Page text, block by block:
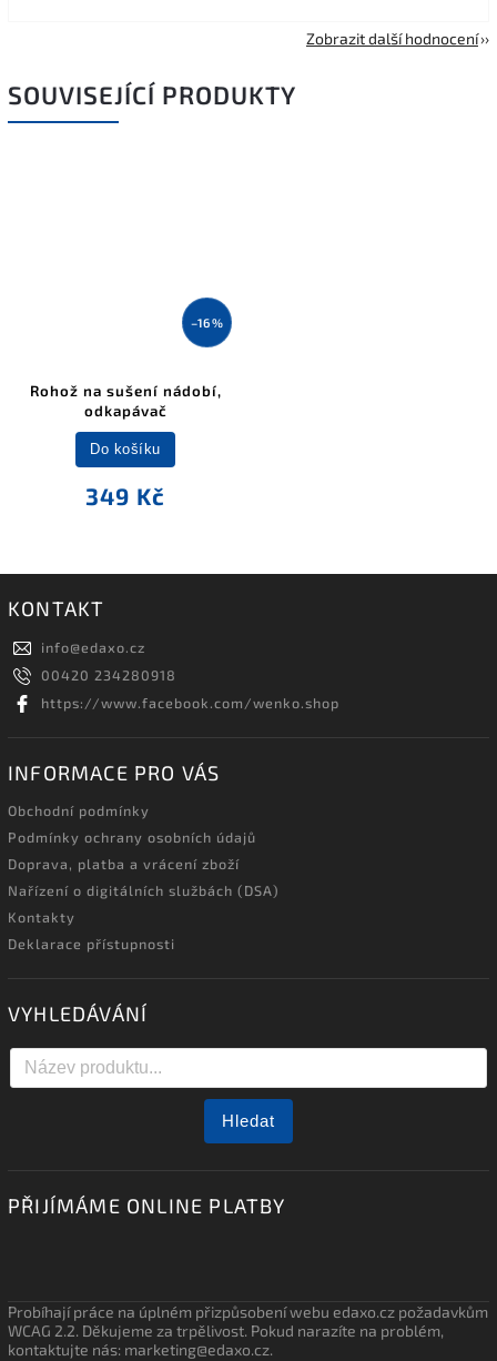
Zobrazit další hodnocení
SOUVISEJÍCÍ PRODUKTY
–16 %
Rohož na sušení nádobí,
odkapávač
349 Kč
Do košíku
KONTAKT
info@edaxo.cz
00420 234280918
https://www.facebook.com/wenko.shop
INFORMACE PRO VÁS
Obchodní podmínky
Podmínky ochrany osobních údajů
Doprava, platba a vrácení zboží
Nařízení o digitálních službách (DSA)
Kontakty
Deklarace přístupnosti
VYHLEDÁVÁNÍ
Hledat
PŘIJÍMÁME ONLINE PLATBY
Probíhají práce na úplném přizpůsobení webu edaxo.cz požadavkům
WCAG 2.2. Děkujeme za trpělivost. Pokud narazíte na problém,
kontaktujte nás: marketing@edaxo.cz.